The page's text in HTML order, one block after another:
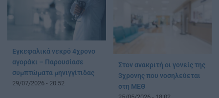
Εγκεφαλικά νεκρό 4χρονο
αγοράκι – Παρουσίασε
συμπτώματα μηνιγγίτιδας
29/07/2026 - 20:52
Στον ανακριτή οι γονείς της
3χρονης που νοσηλεύεται
στη ΜΕΘ